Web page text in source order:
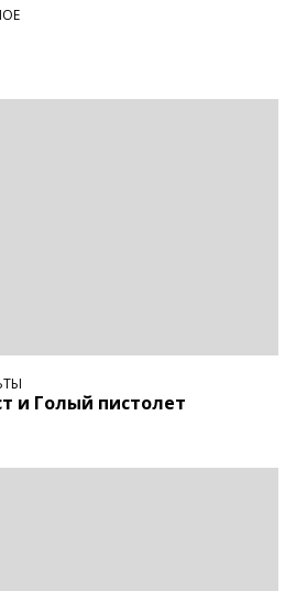
и Голый пистолет